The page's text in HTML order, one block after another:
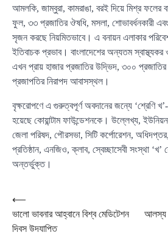
আমলকি, জাম্বুরা, কামরাঙা, বরই দিয়ে মিশ্র ফলের
ফুল, ৩৩ প্রজাতির ঔষধি, মসলা, শোভাবর্ধনকারী
সৃজন করছে নিয়মিতভাবে। এ বনায়ন এলাকার
ইতিবাচক প্রভাব। বাংলাদেশের অন্যতম
এখন প্রায় হাজার প্রজাতির উদ্ভিদ, ৩০০
প্রজাপতির নিরাপদ আবাসস্থল।
বৃক্ষরোপণে এ গুরুত্বপূর্ণ অবদানের জন্যে ‘শ্রেণি
হয়েছে কোয়ান্টাম ফাউন্ডেশনকে। উল্লেখ্য,
জেলা পরিষদ, পৌরসভা, সিটি কর্পোরেশন,
প্রতিষ্ঠান, এনজিও, ক্লাব, স্বেচ্ছাসেবী সংস্থা
অন্তর্ভুক্ত।
Post
navigation
⟵
ভালো ভাবনার আহ্বানে বিশ্ব মেডিটেশন
দিবস উদযাপিত
আলস্য :